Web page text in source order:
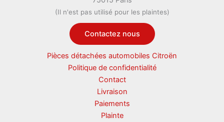
(Il n'est pas utilisé pour les plaintes)
Contactez nous
Pièces détachées automobiles Citroën
Politique de confidentialité
Contact
Livraison
Paiements
Plainte